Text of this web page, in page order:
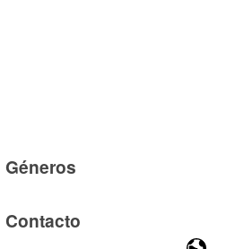
Géneros
Contacto